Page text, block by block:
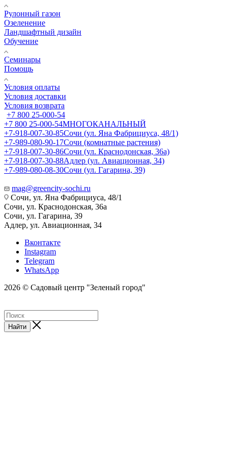
Рулонный газон
Озеленение
Ландшафтный дизайн
Обучение
Семинары
Помощь
Условия оплаты
Условия доставки
Условия возврата
+7 800 25-000-54
+7 800 25-000-54МНОГОКАНАЛЬНЫЙ
+7-918-007-30-85Сочи (ул. Яна Фабрициуса, 48/1)
+7-989-080-90-17Сочи (комнатные растения)
+7-918-007-30-86Сочи (ул. Краснодонская, 36а)
+7-918-007-30-88Адлер (ул. Авиационная, 34)
+7-989-080-08-30Сочи (ул. Гагарина, 39)
mag@greencity-sochi.ru
Сочи, ул. Яна Фабрициуса, 48/1
Сочи, ул. Краснодонская, 36а
Сочи, ул. Гагарина, 39
Адлер, ул. Авиационная, 34
Вконтакте
Instagram
Telegram
WhatsApp
2026 © Садовый центр "Зеленый город"
Найти